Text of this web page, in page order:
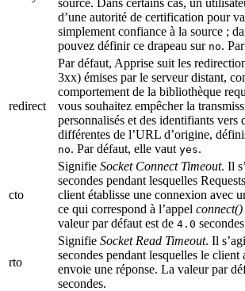
d’une autorité de certification pour
simplement confiance à la source ;
pouvez définir ce drapeau sur no.
redirect
Par défaut, Apprise suit les
3xx) émises par le serveur distant,
comportement de la bibliothèque
vous souhaitez empêcher la
personnalisés et des identifiants vers
différentes de l’URL d’origine,
no. Par défaut, elle vaut yes.
cto
Signifie Socket Connect Timeout. Il
secondes pendant lesquelles
client établisse une connexion avec
ce qui correspond à l’appel connect()
valeur par défaut est de 4.0
rto
Signifie Socket Read Timeout. Il
secondes pendant lesquelles le client
envoie une réponse. La valeur par
secondes.